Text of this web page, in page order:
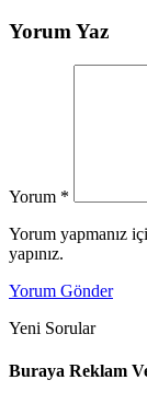
Yorum Yaz
Yorum *
Yorum yapmanız
yapınız.
Yorum Gönder
Yeni Sorular
Buraya Reklam